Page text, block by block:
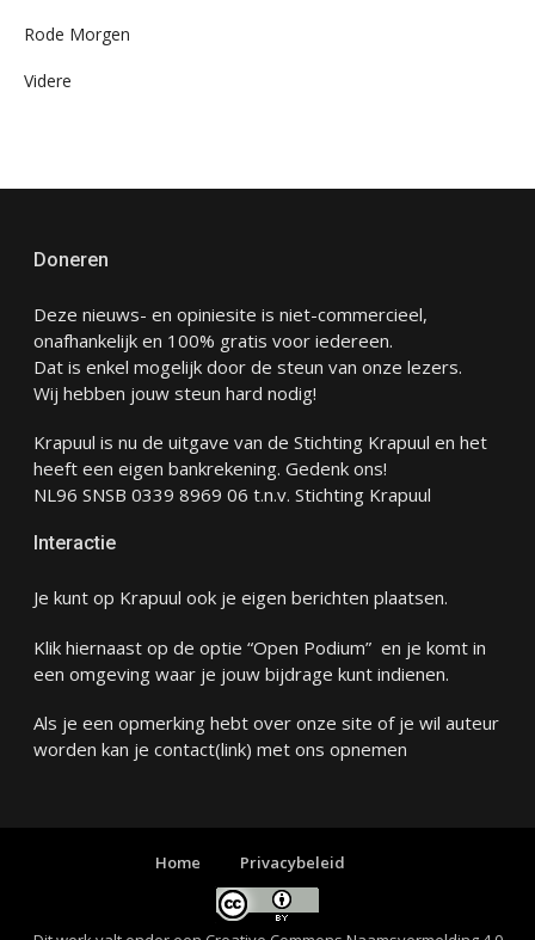
Rode Morgen
Videre
Doneren
Deze nieuws- en opiniesite is niet-commercieel,
onafhankelijk en 100% gratis voor iedereen.
Dat is enkel mogelijk door de steun van onze lezers.
Wij hebben jouw steun hard nodig!
Krapuul is nu de uitgave van de Stichting Krapuul en het
heeft een eigen bankrekening. Gedenk ons!
NL96 SNSB 0339 8969 06 t.n.v. Stichting Krapuul
Interactie
Je kunt op Krapuul ook je eigen berichten plaatsen.
Klik hiernaast op de optie “Open Podium” en je komt in
een omgeving waar je jouw bijdrage kunt indienen.
Als je een opmerking hebt over onze site of je wil auteur
worden kan je contact(link) met ons opnemen
Home Privacybeleid